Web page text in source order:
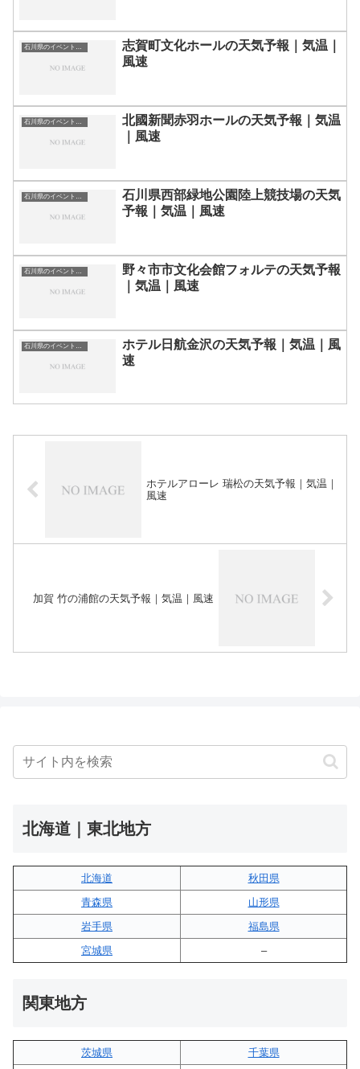
石川県のイベント会場一覧
志賀町文化ホールの天気予報｜気温｜
風速
石川県のイベント会場一覧
北國新聞赤羽ホールの天気予報｜気温
｜風速
石川県西部緑地公園陸上競技場の天気
予報｜気温｜風速
野々市市文化会館フォルテの天気予報
｜気温｜風速
ホテル日航金沢の天気予報｜気温｜風
速
ホテルアローレ 瑞松の天気予報｜気温｜
風速
加賀 竹の浦館の天気予報｜気温｜風速
北海道｜東北地方
北海道
秋田県
青森県
山形県
岩手県
福島県
宮城県
–
関東地方
茨城県
千葉県